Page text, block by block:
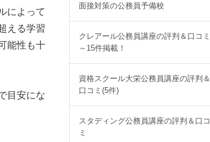
によって
える学習
能性も十
目安にな
面接対策の公務員予備校
クレアール公務員講座の評判＆口コミ
～15件掲載！
資格スクール大栄公務員講座の評判＆
口コミ(5件)
スタディング公務員講座の評判＆口コ
ミ